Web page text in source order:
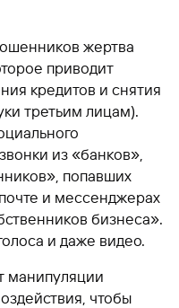
жертва
приводит
кредитов и снятия
третьим лицам).
из «банков»,
попавших
и мессенджерах
бизнеса».
и даже видео.
манипуляции
чтобы